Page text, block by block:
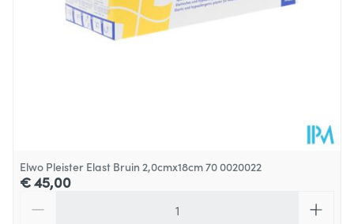
Elwo Pleister Elast Bruin 2,0cmx18cm 70 0020022
€ 45,00